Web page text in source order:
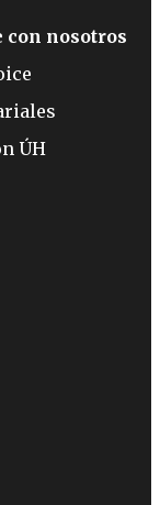
con nosotros
ÚH